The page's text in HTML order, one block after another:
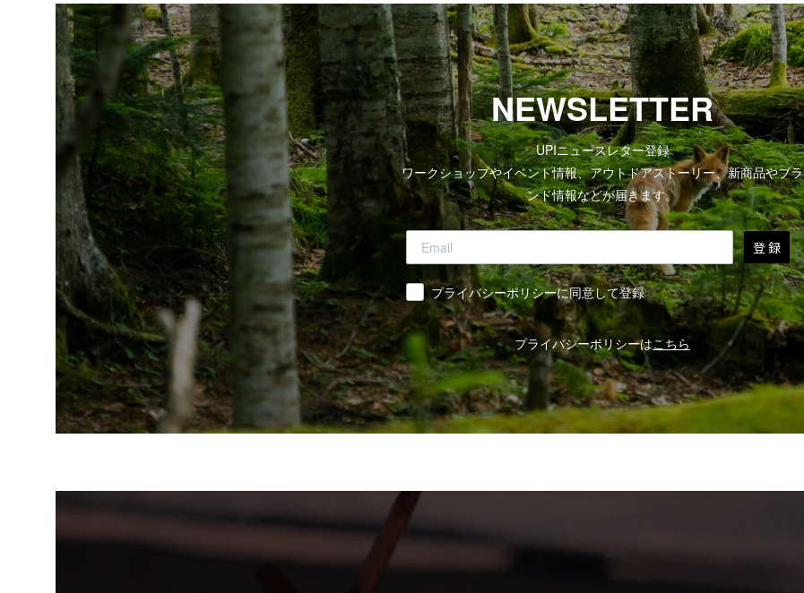
NEWSLETTER
UPIニュースレター登録
ワークショップやイベント情報、アウトドアストーリー、新商品やブラ
ンド情報などが届きます。
登 録
同意プライバシーポリシーに同意して登録
プライバシーポリシーはこちら